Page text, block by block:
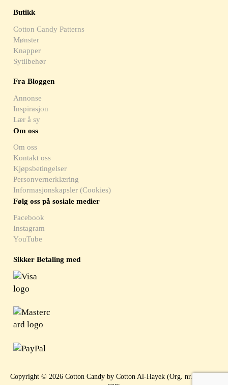
Butikk
Cotton Candy Patterns
Mønster
Knapper
Sytilbehør
Fra Bloggen
Annonse
Inspirasjon
Lær å sy
Om oss
Om oss
Kontakt oss
Kjøpsbetingelser
Personvernerklæring
Informasjonskapsler (Cookies)
Følg oss på sosiale medier
Facebook
Instagram
YouTube
Sikker Betaling med
Copyright © 2026 Cotton Candy by Cotton Al-Hayek (Org. nr. 919 397